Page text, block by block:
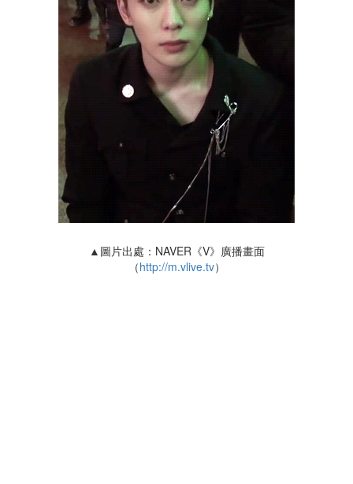
▲圖片出處：NAVER《V》廣播畫面
（http://m.vlive.tv）